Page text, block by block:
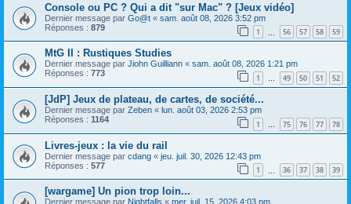
Console ou PC ? Qui a dit "sur Mac" ? [Jeux vidéo]
Dernier message par Go@t « sam. août 08, 2026 3:52 pm
Réponses : 879 1 56 57 58 59
MtG II : Rustiques Studies
Dernier message par Jiohn Guilliann « sam. août 08, 2026 1:21 pm
Réponses : 773 1 … 49 50 51 52
[JdP] Jeux de plateau, de cartes, de société...
Dernier message par Zeben « lun. août 03, 2026 2:53 pm
Réponses : 1164 1 … 75 76 77 78
Livres-jeux : la vie du rail
Dernier message par cdang « jeu. juil. 30, 2026 12:43 pm
Réponses : 577 1 36 37 38 39
[wargame] Un pion trop loin...
Dernier message par Nightfalls « mer. juil. 15, 2026 4:03 pm